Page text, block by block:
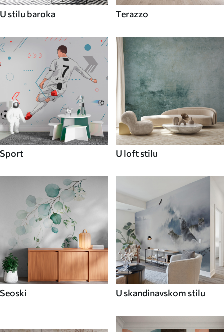
U stilu baroka Terazzo
Sport U loft stilu
Seoski U skandinavskom stilu